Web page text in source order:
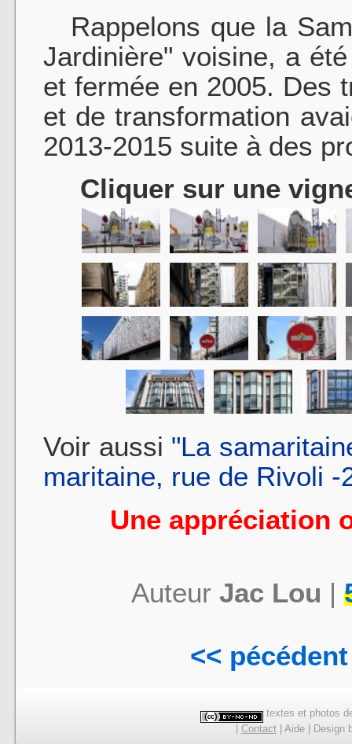
Rappelons que la
Jardinière" voisine, a
et fermée en 2005. Des
et de transformation
2013-2015 suite à des
Cliquer sur une
Voir aussi "La
maritaine, rue de Rivoli -
Une appréciation
AuteurJac Lou |
<< pécédent
textes et photos
| Contact| Aide| Design